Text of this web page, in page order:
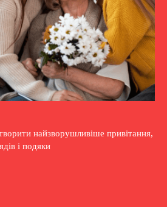
найзворушливіше привітання,
і подяки